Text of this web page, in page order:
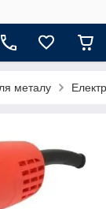
металу